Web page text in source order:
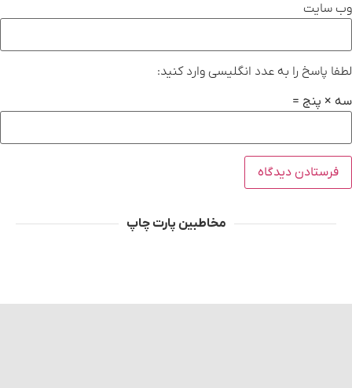
وب‌ سایت
لطفا پاسخ را به عدد انگلیسی وارد کنید:
سه × پنج =
مخاطبین پارت چاپ